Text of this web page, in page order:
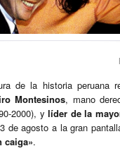
de la historia peruana
Montesinos, mano
2000), y líder de la
de agosto a la gran
caiga».